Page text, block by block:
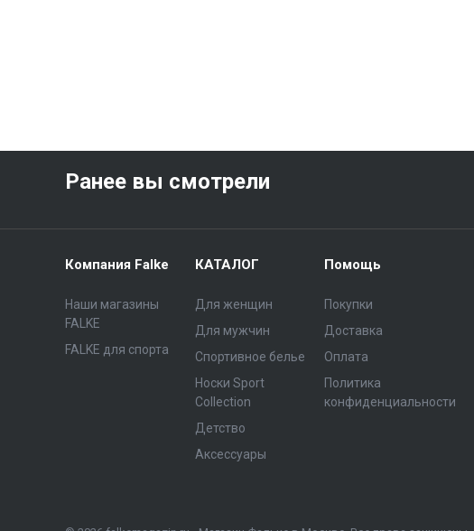
Ранее вы смотрели
Компания Falke
Наши магазины
FALKE
FALKE для спорта
КАТАЛОГ
Для женщин
Для мужчин
Спортивное белье
Носки Sport
Collection
Детство
Аксессуары
Помощь
Покупки
Доставка
Оплата
Политика
конфиденциальности